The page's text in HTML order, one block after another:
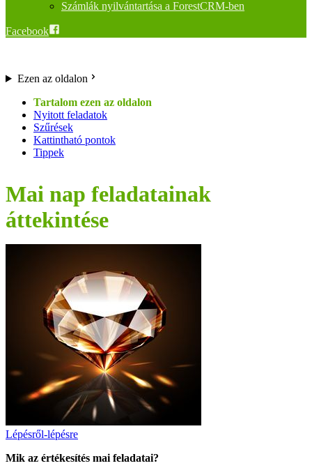
Számlák nyilvántartása a ForestCRM-ben
Facebook
Ezen az oldalon
Nyitott feladatok
Szűrések
Kattintható pontok
Tippek
Mai nap feladatainak
áttekintése
Lépésről-lépésre
Mik az értékesítés mai feladatai?